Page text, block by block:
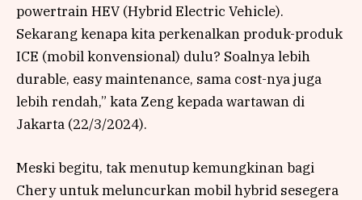
powertrain HEV (Hybrid Electric Vehicle).
Sekarang kenapa kita perkenalkan produk-produk
ICE (mobil konvensional) dulu? Soalnya lebih
durable, easy maintenance, sama cost-nya juga
lebih rendah,” kata Zeng kepada wartawan di
Jakarta (22/3/2024).
Meski begitu, tak menutup kemungkinan bagi
Chery untuk meluncurkan mobil hybrid sesegera